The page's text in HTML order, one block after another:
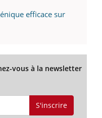
efficace sur
vous à la newsletter
S'inscrire